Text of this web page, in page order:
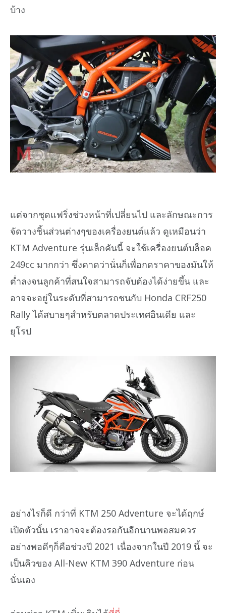
บ้าง
แต่จากชุดแฟริ่งช่วงหน้าที่เปลี่ยนไป และลักษณะการ
จัดวางชิ้นส่วนต่างๆของเครื่องยนต์แล้ว ดูเหมือนว่า
KTM Adventure รุ่นเล็กคันนี้ จะใช้เครื่องยนต์บล็อค
249cc มากกว่า ซึ่งคาดว่านั่นก็เพื่อกดราคาของมันให้
ต่ำลงจนลูกค้าที่สนใจสามารถจับต้องได้ง่ายขึ้น และ
อาจจะอยู่ในระดับที่สามารถชนกับ Honda CRF250
Rally ได้สบายๆสำหรับตลาดประเทศอินเดีย และ
ยุโรป
อย่างไรก็ดี กว่าที่ KTM 250 Adventure จะได้ฤกษ์
เปิดตัวนั้น เราอาจจะต้องรอกันอีกนานพอสมควร
อย่างพอดีๆก็คือช่วงปี 2021 เนื่องจากในปี 2019 นี้ จะ
เป็นคิวของ All-New KTM 390 Adventure ก่อน
นั่นเอง